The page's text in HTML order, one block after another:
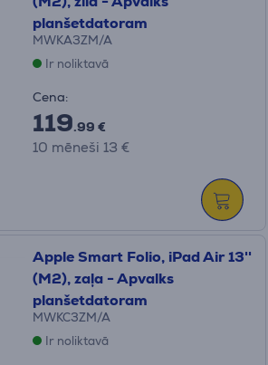
planšetdatoram
MWKA3ZM/A
Ir noliktavā
Cena:
119.99 €
10 mēneši 13 €
Apple Smart Folio, iPad Air 13''
(M2), zaļa - Apvalks
planšetdatoram
MWKC3ZM/A
Ir noliktavā